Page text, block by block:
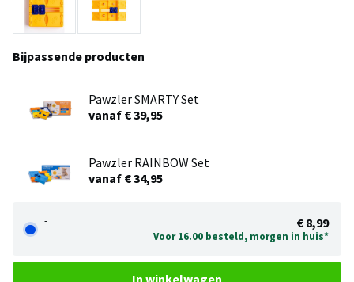
Bijpassende producten
Pawzler SMARTY Set
vanaf € 39,95
Pawzler RAINBOW Set
vanaf € 34,95
- € 8,99
Voor 16.00 besteld, morgen in huis*
In winkelwagen